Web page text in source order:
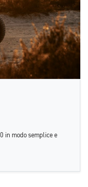
in modo semplice e